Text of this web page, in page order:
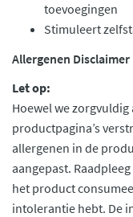
toevoegingen
Stimuleert
Allergenen Disclaimer
Let op:
Hoewel we
productpagina’s
allergenen in de
aangepast.
het product
intolerantie hebt. De